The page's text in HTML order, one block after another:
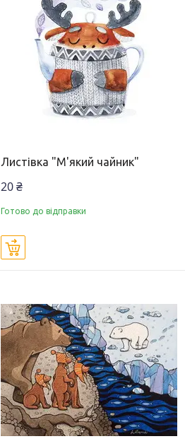
Листівка "М'який чайник"
20 ₴
Готово до відправки